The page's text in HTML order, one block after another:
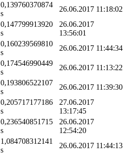
0,139760370874
s
26.06.2017 11:18:02
0,147799913920
s
26.06.2017
13:56:01
0,160239569810
s
26.06.2017 11:44:34
0,174546990449
s
26.06.2017 11:13:22
0,193806522107
s
26.06.2017 11:39:30
0,205717177186
s
27.06.2017
13:17:45
0,236540851715
s
26.06.2017
12:54:20
1,084708312141
s
26.06.2017 11:44:13